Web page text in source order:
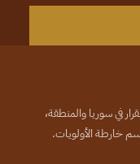
في سوريا والمنطقة،
خارطة الأولويات.